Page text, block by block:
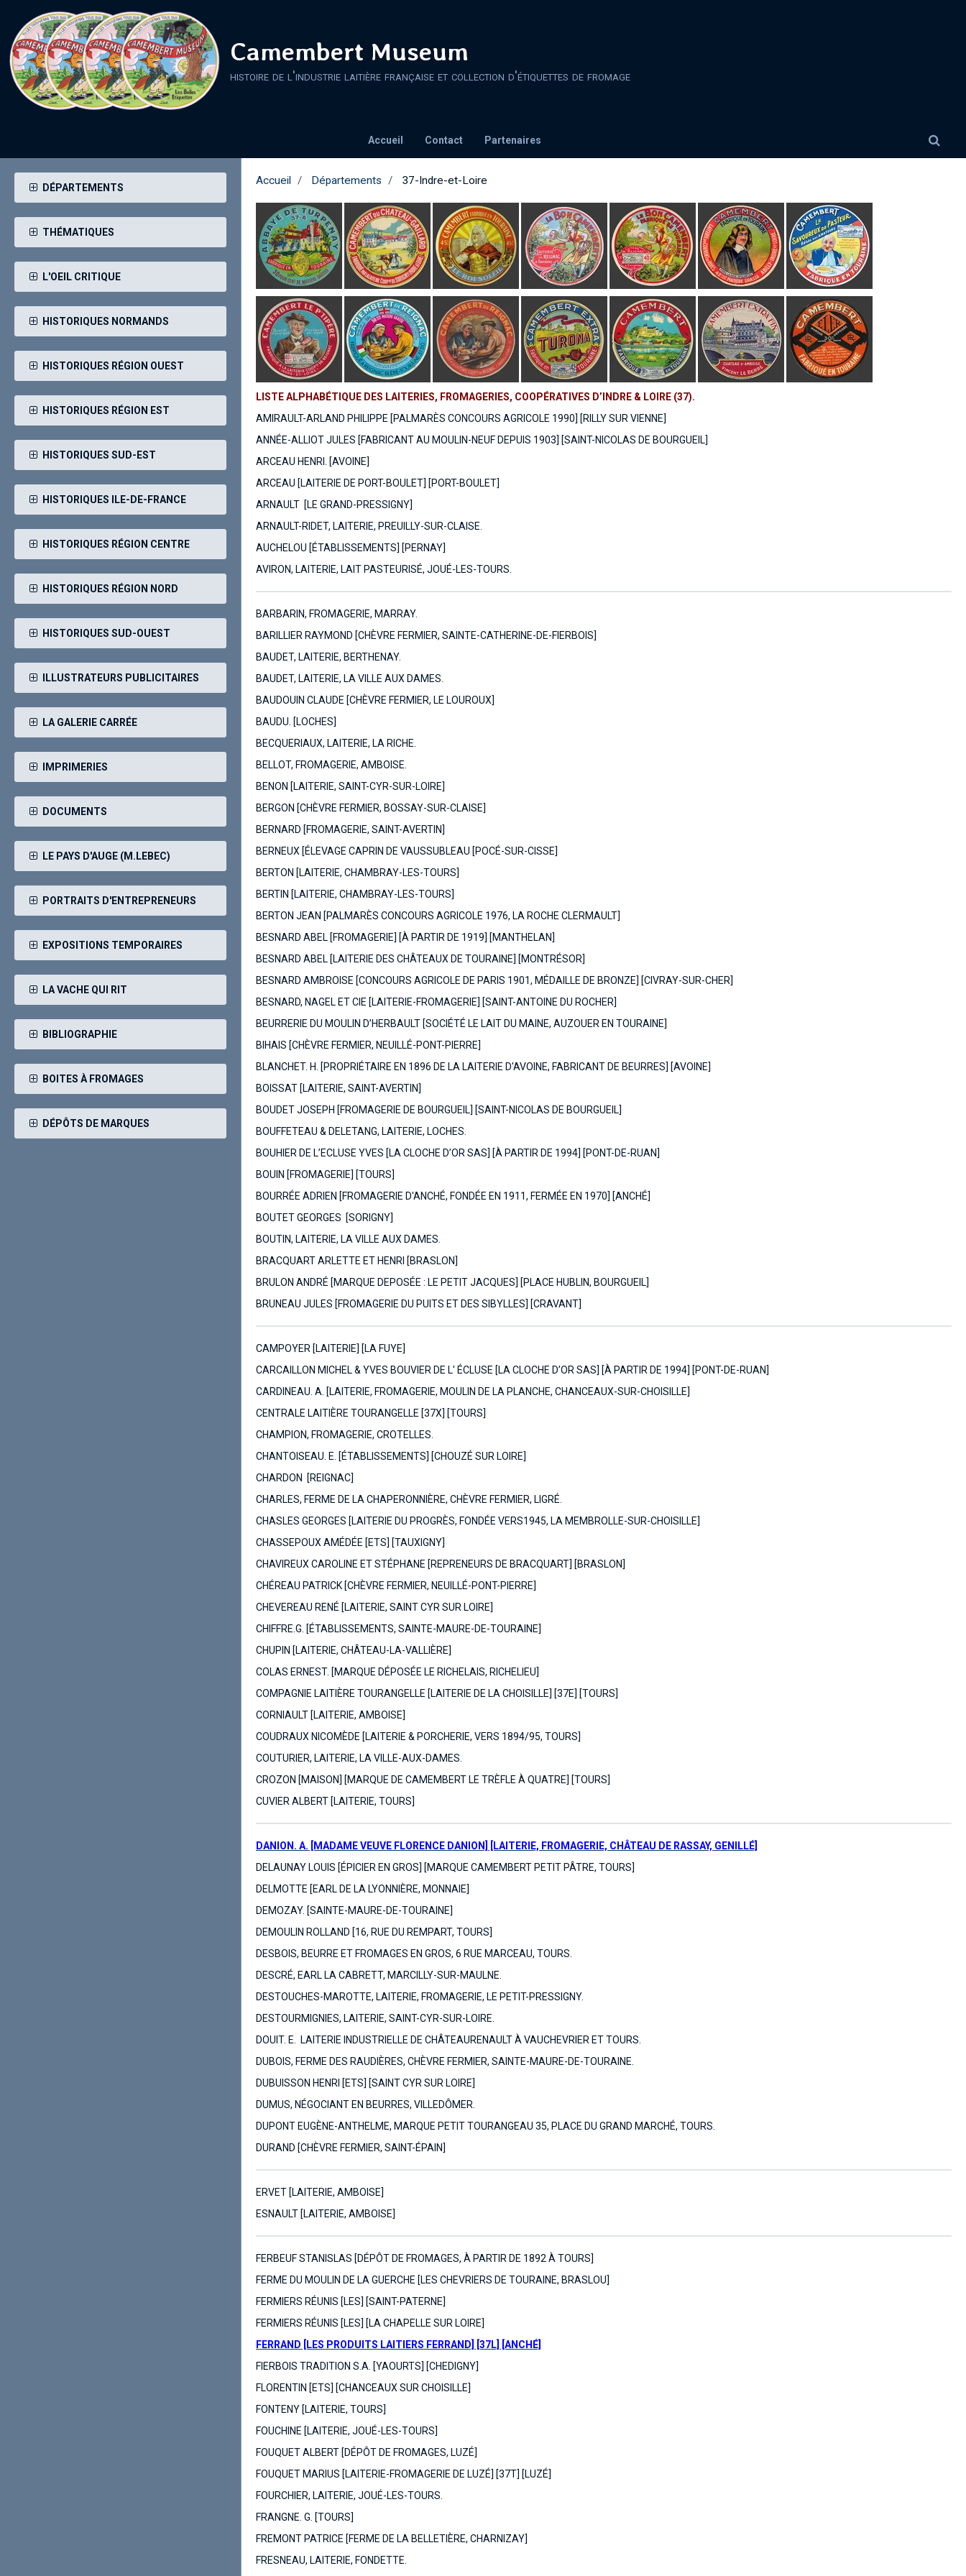
Camembert Museum
histoire de l'industrie laitière française et collection d'étiquettes de fromage
Accueil Contact Partenaires
Accueil Départements 37-Indre-et-Loire
LISTE ALPHABÉTIQUE DES LAITERIES, FROMAGERIES, COOPÉRATIVES D’INDRE & LOIRE (37).
AMIRAULT-ARLAND PHILIPPE [PALMARÈS CONCOURS AGRICOLE 1990] [RILLY SUR VIENNE]
ANNÉE-ALLIOT JULES [FABRICANT AU MOULIN-NEUF DEPUIS 1903] [SAINT-NICOLAS DE BOURGUEIL]
ARCEAU HENRI. [AVOINE]
ARCEAU [LAITERIE DE PORT-BOULET] [PORT-BOULET]
ARNAULT [LE GRAND-PRESSIGNY]
ARNAULT-RIDET, LAITERIE, PREUILLY-SUR-CLAISE.
AUCHELOU [ÉTABLISSEMENTS] [PERNAY]
AVIRON, LAITERIE, LAIT PASTEURISÉ, JOUÉ-LES-TOURS.
BARBARIN, FROMAGERIE, MARRAY.
BARILLIER RAYMOND [CHÈVRE FERMIER, SAINTE-CATHERINE-DE-FIERBOIS]
BAUDET, LAITERIE, BERTHENAY.
BAUDET, LAITERIE, LA VILLE AUX DAMES.
BAUDOUIN CLAUDE [CHÈVRE FERMIER, LE LOUROUX]
BAUDU. [LOCHES]
BECQUERIAUX, LAITERIE, LA RICHE.
BELLOT, FROMAGERIE, AMBOISE.
BENON [LAITERIE, SAINT-CYR-SUR-LOIRE]
BERGON [CHÈVRE FERMIER, BOSSAY-SUR-CLAISE]
BERNARD [FROMAGERIE, SAINT-AVERTIN]
BERNEUX [ÉLEVAGE CAPRIN DE VAUSSUBLEAU [POCÉ-SUR-CISSE]
BERTON [LAITERIE, CHAMBRAY-LES-TOURS]
BERTIN [LAITERIE, CHAMBRAY-LES-TOURS]
BERTON JEAN [PALMARÈS CONCOURS AGRICOLE 1976, LA ROCHE CLERMAULT]
BESNARD ABEL [FROMAGERIE] [À PARTIR DE 1919] [MANTHELAN]
BESNARD ABEL [LAITERIE DES CHÂTEAUX DE TOURAINE] [MONTRÉSOR]
BESNARD AMBROISE [CONCOURS AGRICOLE DE PARIS 1901, MÉDAILLE DE BRONZE] [CIVRAY-SUR-CHER]
BESNARD, NAGEL ET CIE [LAITERIE-FROMAGERIE] [SAINT-ANTOINE DU ROCHER]
BEURRERIE DU MOULIN D’HERBAULT [SOCIÉTÉ LE LAIT DU MAINE, AUZOUER EN TOURAINE]
BIHAIS [CHÈVRE FERMIER, NEUILLÉ-PONT-PIERRE]
BLANCHET. H. [PROPRIÉTAIRE EN 1896 DE LA LAITERIE D'AVOINE, FABRICANT DE BEURRES] [AVOINE]
BOISSAT [LAITERIE, SAINT-AVERTIN]
BOUDET JOSEPH [FROMAGERIE DE BOURGUEIL] [SAINT-NICOLAS DE BOURGUEIL]
BOUFFETEAU & DELETANG, LAITERIE, LOCHES.
BOUHIER DE L’ECLUSE YVES [LA CLOCHE D’OR SAS] [À PARTIR DE 1994] [PONT-DE-RUAN]
BOUIN [FROMAGERIE] [TOURS]
BOURRÉE ADRIEN [FROMAGERIE D'ANCHÉ, FONDÉE EN 1911, FERMÉE EN 1970] [ANCHÉ]
BOUTET GEORGES [SORIGNY]
BOUTIN, LAITERIE, LA VILLE AUX DAMES.
BRACQUART ARLETTE ET HENRI [BRASLON]
BRULON ANDRÉ [MARQUE DEPOSÉE : LE PETIT JACQUES] [PLACE HUBLIN, BOURGUEIL]
BRUNEAU JULES [FROMAGERIE DU PUITS ET DES SIBYLLES] [CRAVANT]
CAMPOYER [LAITERIE] [LA FUYE]
CARCAILLON MICHEL & YVES BOUVIER DE L' ÉCLUSE [LA CLOCHE D’OR SAS] [À PARTIR DE 1994] [PONT-DE-RUAN]
CARDINEAU. A. [LAITERIE, FROMAGERIE, MOULIN DE LA PLANCHE, CHANCEAUX-SUR-CHOISILLE]
CENTRALE LAITIÈRE TOURANGELLE [37X] [TOURS]
CHAMPION, FROMAGERIE, CROTELLES.
CHANTOISEAU. E. [ÉTABLISSEMENTS] [CHOUZÉ SUR LOIRE]
CHARDON [REIGNAC]
CHARLES, FERME DE LA CHAPERONNIÈRE, CHÈVRE FERMIER, LIGRÉ.
CHASLES GEORGES [LAITERIE DU PROGRÈS, FONDÉE VERS1945, LA MEMBROLLE-SUR-CHOISILLE]
CHASSEPOUX AMÉDÉE [ETS] [TAUXIGNY]
CHAVIREUX CAROLINE ET STÉPHANE [REPRENEURS DE BRACQUART] [BRASLON]
CHÉREAU PATRICK [CHÈVRE FERMIER, NEUILLÉ-PONT-PIERRE]
CHEVEREAU RENÉ [LAITERIE, SAINT CYR SUR LOIRE]
CHIFFRE.G. [ÉTABLISSEMENTS, SAINTE-MAURE-DE-TOURAINE]
CHUPIN [LAITERIE, CHÂTEAU-LA-VALLIÈRE]
COLAS ERNEST. [MARQUE DÉPOSÉE LE RICHELAIS, RICHELIEU]
COMPAGNIE LAITIÈRE TOURANGELLE [LAITERIE DE LA CHOISILLE] [37E] [TOURS]
CORNIAULT [LAITERIE, AMBOISE]
COUDRAUX NICOMÈDE [LAITERIE & PORCHERIE, VERS 1894/95, TOURS]
COUTURIER, LAITERIE, LA VILLE-AUX-DAMES.
CROZON [MAISON] [MARQUE DE CAMEMBERT LE TRÈFLE À QUATRE] [TOURS]
CUVIER ALBERT [LAITERIE, TOURS]
DANION. A. [MADAME VEUVE FLORENCE DANION] [LAITERIE, FROMAGERIE, CHÂTEAU DE RASSAY, GENILLÉ]
DELAUNAY LOUIS [ÉPICIER EN GROS] [MARQUE CAMEMBERT PETIT PÂTRE, TOURS]
DELMOTTE [EARL DE LA LYONNIÈRE, MONNAIE]
DEMOZAY. [SAINTE-MAURE-DE-TOURAINE]
DEMOULIN ROLLAND [16, RUE DU REMPART, TOURS]
DESBOIS, BEURRE ET FROMAGES EN GROS, 6 RUE MARCEAU, TOURS.
DESCRÉ, EARL LA CABRETT, MARCILLY-SUR-MAULNE.
DESTOUCHES-MAROTTE, LAITERIE, FROMAGERIE, LE PETIT-PRESSIGNY.
DESTOURMIGNIES, LAITERIE, SAINT-CYR-SUR-LOIRE.
DOUIT. E. LAITERIE INDUSTRIELLE DE CHÂTEAURENAULT À VAUCHEVRIER ET TOURS.
DUBOIS, FERME DES RAUDIÈRES, CHÈVRE FERMIER, SAINTE-MAURE-DE-TOURAINE.
DUBUISSON HENRI [ETS] [SAINT CYR SUR LOIRE]
DUMUS, NÉGOCIANT EN BEURRES, VILLEDÔMER.
DUPONT EUGÈNE-ANTHELME, MARQUE PETIT TOURANGEAU 35, PLACE DU GRAND MARCHÉ, TOURS.
DURAND [CHÈVRE FERMIER, SAINT-ÉPAIN]
ERVET [LAITERIE, AMBOISE]
ESNAULT [LAITERIE, AMBOISE]
FERBEUF STANISLAS [DÉPÔT DE FROMAGES, À PARTIR DE 1892 À TOURS]
FERME DU MOULIN DE LA GUERCHE [LES CHEVRIERS DE TOURAINE, BRASLOU]
FERMIERS RÉUNIS [LES] [SAINT-PATERNE]
FERMIERS RÉUNIS [LES] [LA CHAPELLE SUR LOIRE]
FERRAND [LES PRODUITS LAITIERS FERRAND] [37L] [ANCHÉ]
FIERBOIS TRADITION S.A. [YAOURTS] [CHEDIGNY]
FLORENTIN [ETS] [CHANCEAUX SUR CHOISILLE]
FONTENY [LAITERIE, TOURS]
FOUCHINE [LAITERIE, JOUÉ-LES-TOURS]
FOUQUET ALBERT [DÉPÔT DE FROMAGES, LUZÉ]
FOUQUET MARIUS [LAITERIE-FROMAGERIE DE LUZÉ] [37T] [LUZÉ]
FOURCHIER, LAITERIE, JOUÉ-LES-TOURS.
FRANGNE. G. [TOURS]
FREMONT PATRICE [FERME DE LA BELLETIÈRE, CHARNIZAY]
FRESNEAU, LAITERIE, FONDETTE.
DÉPARTEMENTS
THÉMATIQUES
L'OEIL CRITIQUE
HISTORIQUES NORMANDS
HISTORIQUES RÉGION OUEST
HISTORIQUES RÉGION EST
HISTORIQUES SUD-EST
HISTORIQUES ILE-DE-FRANCE
HISTORIQUES RÉGION CENTRE
HISTORIQUES RÉGION NORD
HISTORIQUES SUD-OUEST
ILLUSTRATEURS PUBLICITAIRES
LA GALERIE CARRÉE
IMPRIMERIES
DOCUMENTS
LE PAYS D'AUGE (M.LEBEC)
PORTRAITS D'ENTREPRENEURS
EXPOSITIONS TEMPORAIRES
LA VACHE QUI RIT
BIBLIOGRAPHIE
BOITES À FROMAGES
DÉPÔTS DE MARQUES